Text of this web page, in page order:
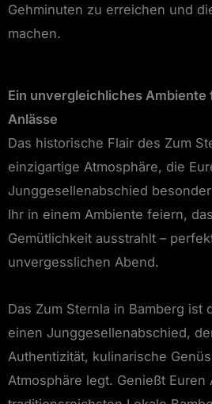
Gehminuten zu erreichen und
machen.
Ein unvergleichliches Ambiente
Anlässe
Das historische Flair des Zum
einzigartige Atmosphäre, die
Junggesellenabschied
Ihr in einem Ambiente feiern,
Gemütlichkeit ausstrahlt –
unvergesslichen Abend.
Das Zum Sternla in Bamberg ist
einen Junggesellenabschied,
Authentizität, kulinarische
Atmosphäre legt. Genießt